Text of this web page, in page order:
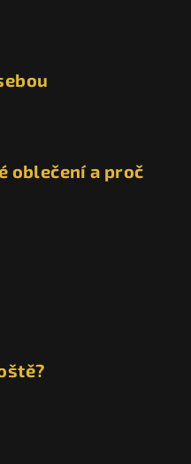
oblečení a proč